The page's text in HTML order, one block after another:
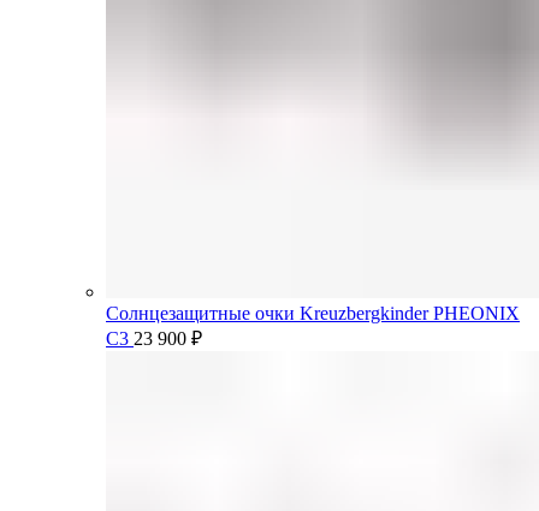
Солнцезащитные очки Kreuzbergkinder PHEONIX
C3 23 900 ₽